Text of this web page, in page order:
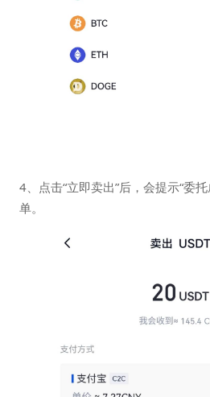
4、点击“立即卖出”后，会提示“委
单。